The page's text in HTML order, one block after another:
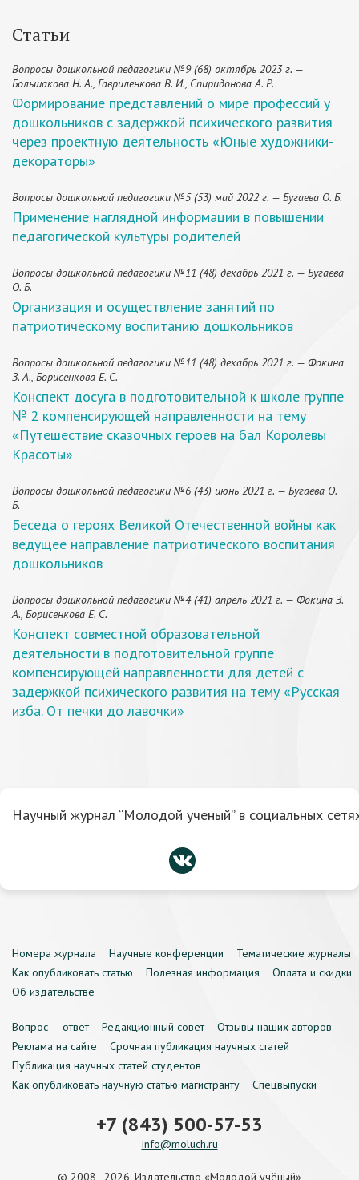
Статьи
Вопросы дошкольной педагогики №9 (68) октябрь 2023 г. —
Большакова Н. А., Гавриленкова В. И., Спиридонова А. Р.
Формирование представлений о мире профессий у
дошкольников с задержкой психического развития
через проектную деятельность «Юные художники-
декораторы»
Вопросы дошкольной педагогики №5 (53) май 2022 г. — Бугаева О. Б.
Применение наглядной информации в повышении
педагогической культуры родителей
Вопросы дошкольной педагогики №11 (48) декабрь 2021 г. — Бугаева
О. Б.
Организация и осуществление занятий по
патриотическому воспитанию дошкольников
Вопросы дошкольной педагогики №11 (48) декабрь 2021 г. — Фокина
З. А., Борисенкова Е. С.
Конспект досуга в подготовительной к школе группе
№ 2 компенсирующей направленности на тему
«Путешествие сказочных героев на бал Королевы
Красоты»
Вопросы дошкольной педагогики №6 (43) июнь 2021 г. — Бугаева О.
Б.
Беседа о героях Великой Отечественной войны как
ведущее направление патриотического воспитания
дошкольников
Вопросы дошкольной педагогики №4 (41) апрель 2021 г. — Фокина З.
А., Борисенкова Е. С.
Конспект совместной образовательной
деятельности в подготовительной группе
компенсирующей направленности для детей с
задержкой психического развития на тему «Русская
изба. От печки до лавочки»
Научный журнал “Молодой ученый” в социальных
Номера журнала Научные конференции
Тематические журналы
Как опубликовать статью
Полезная информация
Оплата и скидки
Об издательстве
Вопрос — ответ Редакционный совет
Отзывы наших авторов
Реклама на сайте
Срочная публикация научных статей
Публикация научных статей студентов
Как опубликовать научную статью магистранту
Спецвыпуски
+7 (843) 500-57-53
info@moluch.ru
© 2008–2026, Издательство «Молодой учёный»